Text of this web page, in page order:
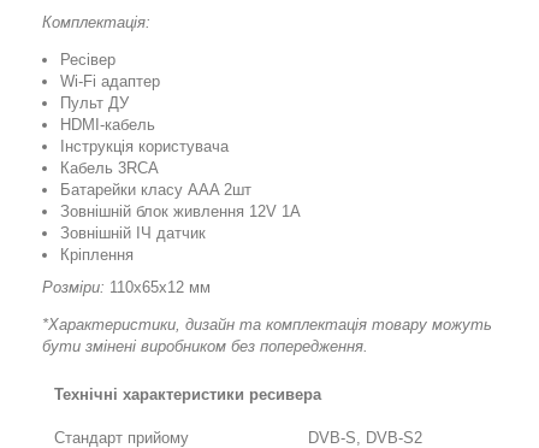
Комплектація:
Ресівер
Wi-Fi адаптер
Пульт ДУ
HDMI-кабель
Інструкція користувача
Кабель 3RCA
Батарейки класу ААA 2шт
Зовнішній блок живлення 12V 1A
Зовнішній ІЧ датчик
Кріплення
Розміри: 110х65х12 мм
*Характеристики, дизайн та комплектація товару можуть
бути змінені виробником без попередження.
Технічні характеристики ресивера
Стандарт прийому DVB-S, DVB-S2